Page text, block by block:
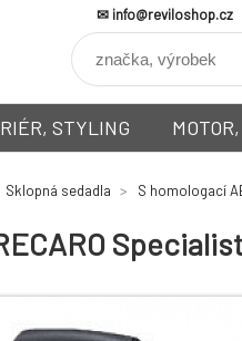
info@reviloshop.cz
STYLING
Sklopná sedadla S homologací